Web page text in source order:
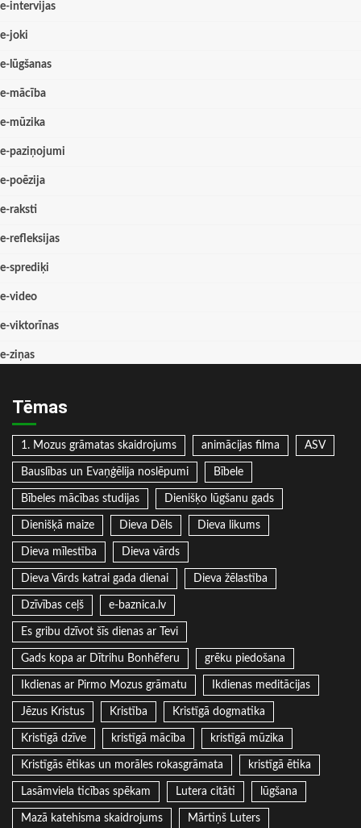
e-intervijas
e-joki
e-lūgšanas
e-mācība
e-mūzika
e-paziņojumi
e-poēzija
e-raksti
e-refleksijas
e-sprediķi
e-video
e-viktorīnas
e-ziņas
Tēmas
1. Mozus grāmatas skaidrojums animācijas filma ASV
Bauslības un Evaņģēlija noslēpumi Bībele
Bībeles mācības studijas Dienišķo lūgšanu gads
Dienišķā maize Dieva Dēls Dieva likums
Dieva mīlestība Dieva vārds
Dieva Vārds katrai gada dienai Dieva žēlastība
Dzīvības ceļš e-baznica.lv
Es gribu dzīvot šīs dienas ar Tevi
Gads kopa ar Dītrihu Bonhēferu grēku piedošana
Ikdienas ar Pirmo Mozus grāmatu Ikdienas meditācijas
Jēzus Kristus Kristība Kristīgā dogmatika
Kristīgā dzīve kristīgā mācība kristīgā mūzika
Kristīgās ētikas un morāles rokasgrāmata kristīgā ētika
Lasāmviela ticības spēkam Lutera citāti lūgšana
Mazā katehisma skaidrojums Mārtiņš Luters